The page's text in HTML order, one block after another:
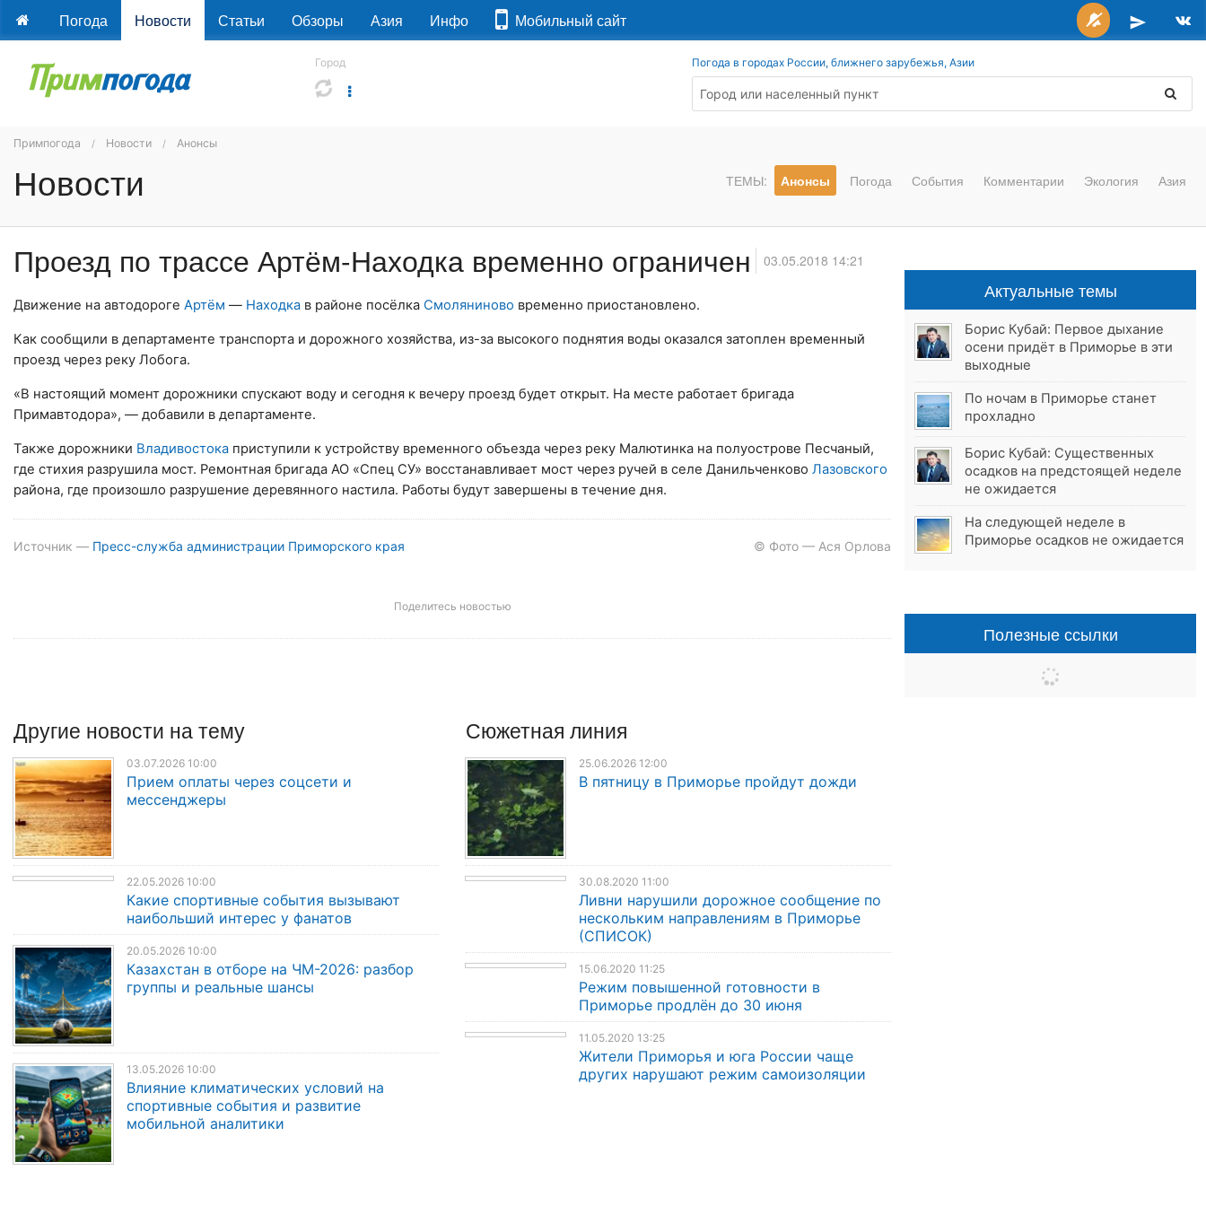
Погода Новости Статьи Обзоры Азия Инфо Мобильный сайт
Город Погода в городах России, ближнего зарубежья, Азии
Примпогода Новости Анонсы
Новости ТЕМЫ: Анонсы Погода События Комментарии Экология Азия
Проезд по трассе Артём-Находка временно ограничен 03.05.2018 14:21
Движение на автодороге Артём — Находка в районе посёлка Смоляниново временно приостановлено.
Как сообщили в департаменте транспорта и дорожного хозяйства, из-за высокого поднятия воды оказался затоплен временный
проезд через реку Лобога.
«В настоящий момент дорожники спускают воду и сегодня к вечеру проезд будет открыт. На месте работает бригада
Примавтодора», — добавили в департаменте.
Также дорожники Владивостока приступили к устройству временного объезда через реку Малютинка на полуострове Песчаный,
где стихия разрушила мост. Ремонтная бригада АО «Спец СУ» восстанавливает мост через ручей в селе Данильченково Лазовского
района, где произошло разрушение деревянного настила. Работы будут завершены в течение дня.
© Фото — Ася Орлова
Источник — Пресс-служба администрации Приморского края
Поделитесь новостью
Другие новости на тему
03.07.2026 10:00
Прием оплаты через соцсети и
мессенджеры
22.05.2026 10:00
Какие спортивные события вызывают
наибольший интерес у фанатов
20.05.2026 10:00
Казахстан в отборе на ЧМ-2026: разбор
группы и реальные шансы
13.05.2026 10:00
Влияние климатических условий на
спортивные события и развитие
мобильной аналитики
Сюжетная линия
25.06.2026 12:00
В пятницу в Приморье пройдут дожди
30.08.2020 11:00
Ливни нарушили дорожное сообщение по
нескольким направлениям в Приморье
(СПИСОК)
15.06.2020 11:25
Режим повышенной готовности в
Приморье продлён до 30 июня
11.05.2020 13:25
Жители Приморья и юга России чаще
других нарушают режим самоизоляции
Актуальные темы
Борис Кубай: Первое дыхание
осени придёт в Приморье в эти
выходные
По ночам в Приморье станет
прохладно
Борис Кубай: Существенных
осадков на предстоящей неделе
не ожидается
На следующей неделе в
Приморье осадков не ожидается
Полезные ссылки